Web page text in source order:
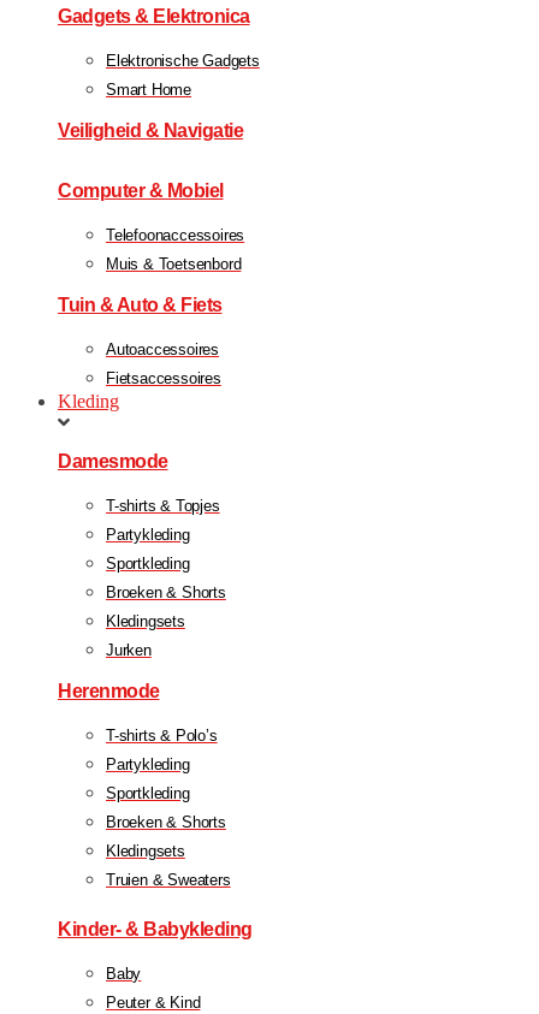
Gadgets & Elektronica
Elektronische Gadgets
Smart Home
Veiligheid & Navigatie
Computer & Mobiel
Telefoonaccessoires
Muis & Toetsenbord
Tuin & Auto & Fiets
Autoaccessoires
Fietsaccessoires
Kleding
Damesmode
T-shirts & Topjes
Partykleding
Sportkleding
Broeken & Shorts
Kledingsets
Jurken
Herenmode
T-shirts & Polo’s
Partykleding
Sportkleding
Broeken & Shorts
Kledingsets
Truien & Sweaters
Kinder- & Babykleding
Baby
Peuter & Kind